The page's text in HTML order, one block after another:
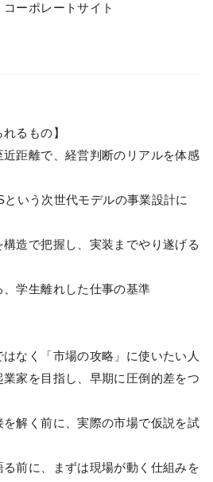
ーポレートサイト
るもの】
近距離で、経営判断のリアルを体感
という次世代モデルの事業設計に
構造で把握し、実装までやり遂げる
、学生離れした仕事の基準
はなく「市場の攻略」に使いたい人
業家を目指し、早期に圧倒的差をつ
を解く前に、実際の市場で仮説を試
る前に、まずは現場が動く仕組みを